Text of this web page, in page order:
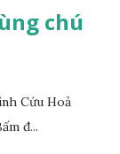
chú
Cứu Hoả
đ...